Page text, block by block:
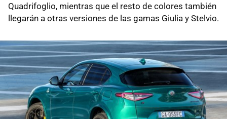
Quadrifoglio, mientras que el resto de colores también
llegarán a otras versiones de las gamas Giulia y Stelvio.